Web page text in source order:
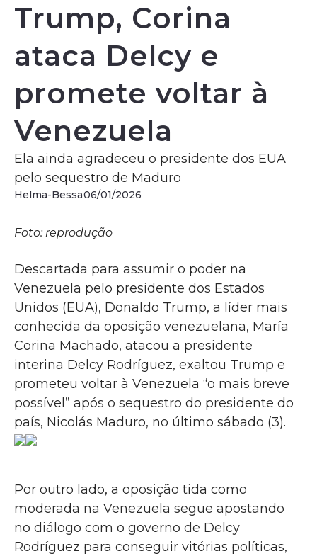
Trump, Corina
ataca Delcy e
promete voltar à
Venezuela
Ela ainda agradeceu o presidente dos EUA
pelo sequestro de Maduro
Helma-Bessa06/01/2026
Foto: reprodução
Descartada para assumir o poder na
Venezuela pelo presidente dos Estados
Unidos (EUA), Donaldo Trump, a líder mais
conhecida da oposição venezuelana, María
Corina Machado, atacou a presidente
interina Delcy Rodríguez, exaltou Trump e
prometeu voltar à Venezuela “o mais breve
possível” após o sequestro do presidente do
país, Nicolás Maduro, no último sábado (3).
Por outro lado, a oposição tida como
moderada na Venezuela segue apostando
no diálogo com o governo de Delcy
Rodríguez para conseguir vitórias políticas,